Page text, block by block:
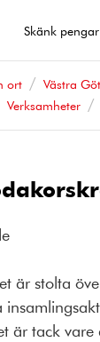
Skänk pengar
ort
Västra
Verksamheter
är stolta
är tack